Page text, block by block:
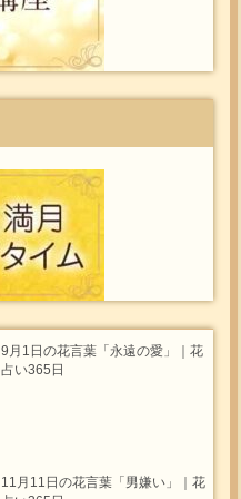
9月1日の花言葉「永遠の愛」｜花
占い365日
11月11日の花言葉「男嫌い」｜花